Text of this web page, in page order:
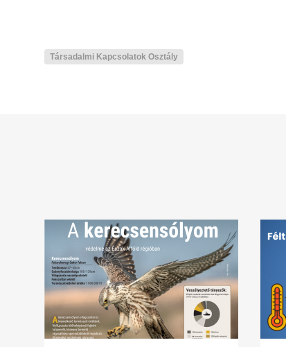
Társadalmi Kapcsolatok Osztály